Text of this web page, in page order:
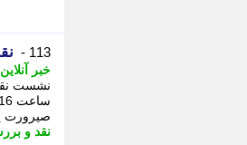
113 -
خبر آنلاین
صیرورت پنج شنبه 22
نقد و